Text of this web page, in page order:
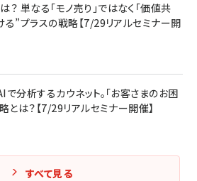
単なる「モノ売り」ではなく「価値共
”プラスの戦略【7/29リアルセミナー開
分析するカウネット。「お客さまのお困
とは？【7/29リアルセミナー開催】
すべて見る